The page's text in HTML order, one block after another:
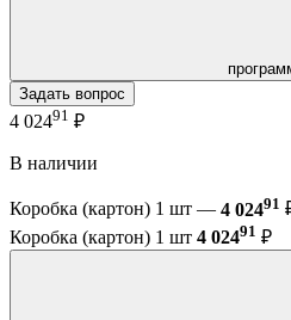
Задать вопрос
4 02491 ₽
В наличии
Коробка (картон) 1 шт — 4 02491
Коробка (картон) 1 шт 4 02491 ₽